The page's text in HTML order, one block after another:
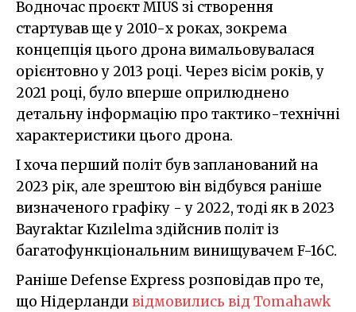
Водночас проєкт MIUS зі створення
cтартував ще у 2010-х роках, зокрема
концепція цього дрона вимальовувалася
орієнтовно у 2013 році. Через вісім років, у
2021 році, було вперше оприлюднено
детальну інформацію про тактико-технічні
характеристики цього дрона.
І хоча перший політ був запланований на
2023 рік, але зрештою він відбувся раніше
визначеного графіку - у 2022, тоді як в 2023
Bayraktar Kızılelma здійснив політ із
багатофункціональним винищувачем F-16C.
Раніше Defense Express розповідав про те,
що Нідерландивідмовились від Tomahawk